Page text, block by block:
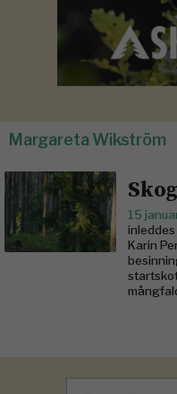
Margareta Wikström
15
Karin